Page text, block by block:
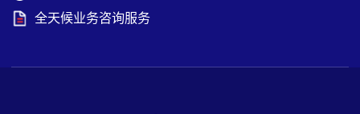
全天候业务咨询服务